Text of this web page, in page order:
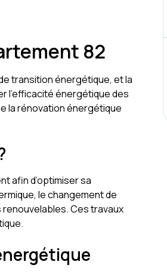
82
transition énergétique, et la
l’efficacité énergétique des
la rénovation énergétique
afin d’optimiser sa
le changement de
Ces travaux